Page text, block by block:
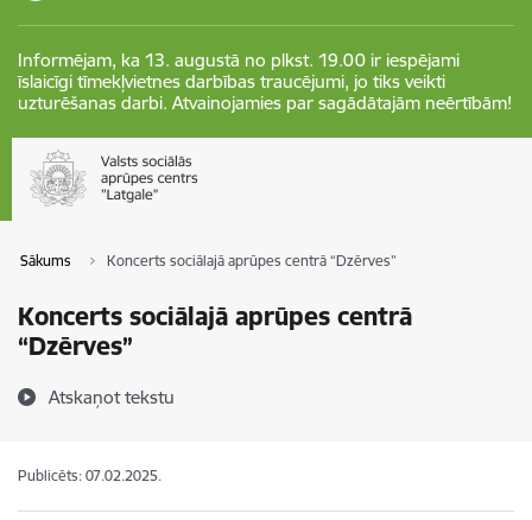
Informējam, ka 13. augustā no plkst. 19.00 ir iespējami
īslaicīgi tīmekļvietnes darbības traucējumi, jo tiks veikti
uzturēšanas darbi. Atvainojamies par sagādātajām neērtībām!
Sākums Koncerts sociālajā aprūpes centrā “Dzērves”
Koncerts sociālajā aprūpes centrā
“Dzērves”
Atskaņot tekstu
Publicēts: 07.02.2025.